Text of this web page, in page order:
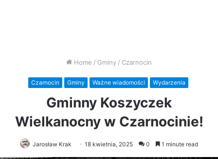
Home / Gminy / Czarnocin
Czarnocin Gminy Ważne wiadomości Wydarzenia
Gminny Koszyczek
Wielkanocny w Czarnocinie!
Jarosław Krak 18 kwietnia, 2025 0 1 minute read